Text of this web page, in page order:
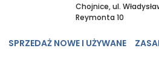
Chojnice, ul.
Reymonta 10
SPRZEDAŻ NOWE I UŻYWANE